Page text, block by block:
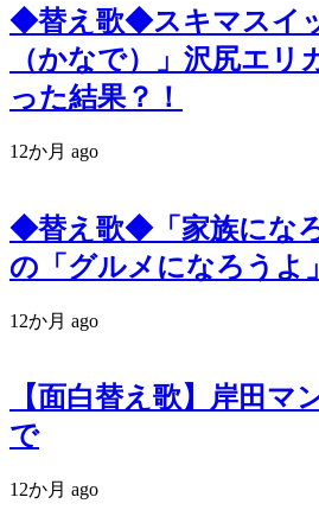
◆替え歌◆スキマスイ
（かなで）」沢尻エリ
った結果？！
12か月 ago
◆替え歌◆「家族にな
の「グルメになろうよ」
12か月 ago
【面白替え歌】岸田
で
12か月 ago